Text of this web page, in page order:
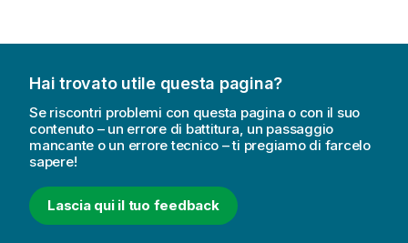
Hai trovato utile questa pagina?
Se riscontri problemi con questa pagina o con il suo
contenuto – un errore di battitura, un passaggio
mancante o un errore tecnico – ti pregiamo di farcelo
sapere!
Lascia qui il tuo feedback